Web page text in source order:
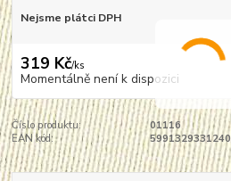
Nejsme plátci DPH
319 Kč/ks
Momentálně není k dispozici
Číslo produktu:
01116
EAN kód:
5991329331240